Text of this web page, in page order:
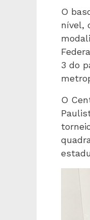
O
nível,
3 do
O